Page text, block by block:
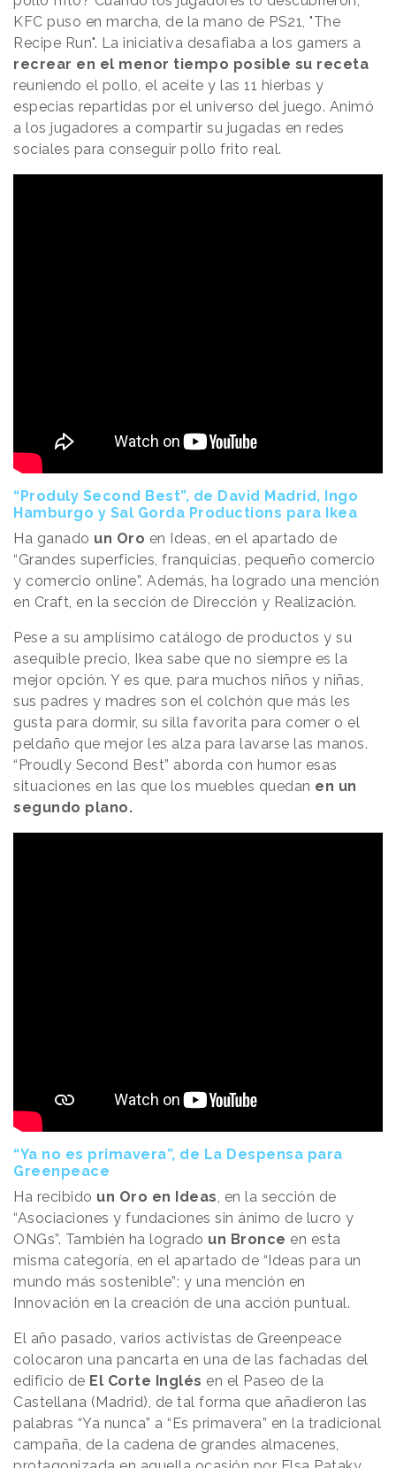
KFC puso en marcha, de la mano de PS21, "The
Recipe Run". La iniciativa desafiaba a los gamers a
recrear en el menor tiempo posible su receta
reuniendo el pollo, el aceite y las 11 hierbas y
especias repartidas por el universo del juego. Animó
a los jugadores a compartir su jugadas en redes
sociales para conseguir pollo frito real.
“Produly Second Best”, de David Madrid, Ingo
Hamburgo y Sal Gorda Productions para Ikea
Ha ganado un Oro en Ideas, en el apartado de
“Grandes superficies, franquicias, pequeño comercio
y comercio online”. Además, ha logrado una mención
en Craft, en la sección de Dirección y Realización.
Pese a su amplísimo catálogo de productos y su
asequible precio, Ikea sabe que no siempre es la
mejor opción. Y es que, para muchos niños y niñas,
sus padres y madres son el colchón que más les
gusta para dormir, su silla favorita para comer o el
peldaño que mejor les alza para lavarse las manos.
“Proudly Second Best” aborda con humor esas
situaciones en las que los muebles quedan en un
segundo plano.
“Ya no es primavera”, de La Despensa para
Greenpeace
Ha recibido un Oro en Ideas, en la sección de
“Asociaciones y fundaciones sin ánimo de lucro y
ONGs”. También ha logrado un Bronce en esta
misma categoría, en el apartado de “Ideas para un
mundo más sostenible”; y una mención en
Innovación en la creación de una acción puntual.
El año pasado, varios activistas de Greenpeace
colocaron una pancarta en una de las fachadas del
edificio de El Corte Inglés en el Paseo de la
Castellana (Madrid), de tal forma que añadieron las
palabras “Ya nunca” a “Es primavera” en la tradicional
campaña, de la cadena de grandes almacenes,